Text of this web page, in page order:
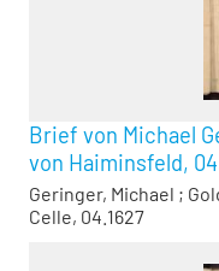
Brief von Michael
von Haiminsfeld,
Geringer, Michael ;
Celle, 04.1627